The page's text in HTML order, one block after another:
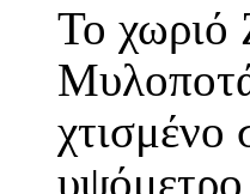
Το χωριό
χτισμένο